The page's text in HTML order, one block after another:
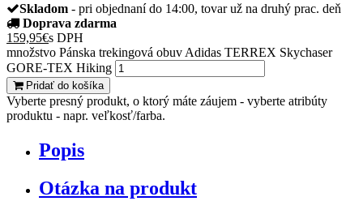
Skladom - pri objednaní do 14:00, tovar už na druhý prac. deň
Doprava zdarma
159,95€s DPH
množstvo Pánska trekingová obuv Adidas TERREX Skychaser
GORE-TEX Hiking
Pridať do košíka
Vyberte presný produkt, o ktorý máte záujem - vyberte atribúty
produktu - napr. veľkosť/farba.
Popis
Otázka na produkt